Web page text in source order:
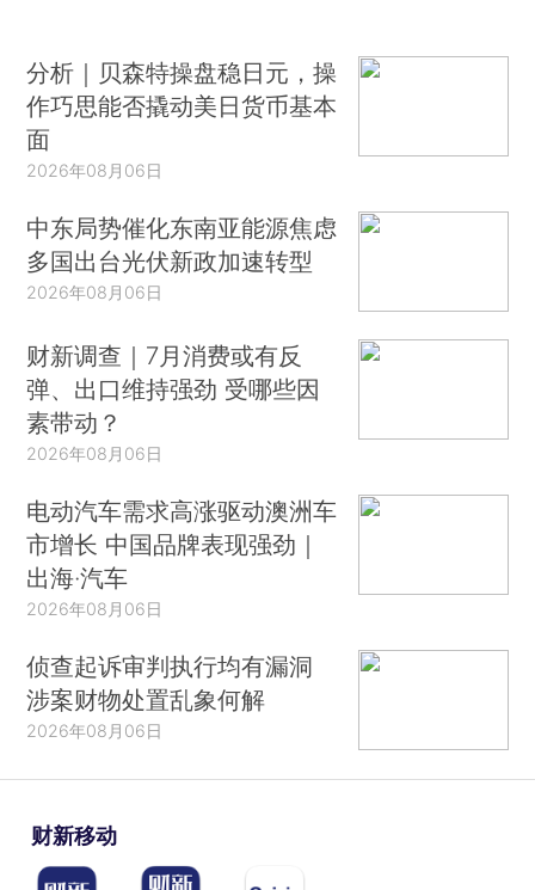
分析｜贝森特操盘稳日元，操
作巧思能否撬动美日货币基本
面
2026年08月06日
中东局势催化东南亚能源焦虑
多国出台光伏新政加速转型
2026年08月06日
财新调查｜7月消费或有反
弹、出口维持强劲 受哪些因
素带动？
2026年08月06日
电动汽车需求高涨驱动澳洲车
市增长 中国品牌表现强劲｜
出海·汽车
2026年08月06日
侦查起诉审判执行均有漏洞
涉案财物处置乱象何解
2026年08月06日
财新移动